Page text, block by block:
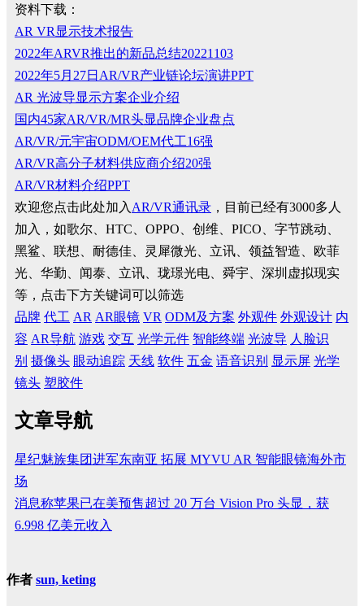
资料下载：
AR VR显示技术报告
2022年ARVR推出的新品总结20221103
2022年5月27日AR/VR产业链论坛演讲PPT
AR 光波导显示方案企业介绍
国内45家AR/VR/MR头显品牌企业盘点
AR/VR/元宇宙ODM/OEM代工16强
AR/VR高分子材料供应商介绍20强
AR/VR材料介绍PPT
欢迎您点击此处加入 AR/VR通讯录 ，目前已经有3000多人
加入，如歌尔、HTC、OPPO、创维、PICO、字节跳动、
黑鲨、联想、耐德佳、灵犀微光、立讯、领益智造、欧菲
光、华勤、闻泰、立讯、珑璟光电、舜宇、深圳虚拟现实
等，点击下方关键词可以筛选
品牌 代工 AR AR眼镜 VR ODM及方案 外观件 外观设计 内
容 AR导航 游戏 交互 光学元件 智能终端 光波导 人脸识
别 摄像头 眼动追踪 天线 软件 五金 语音识别 显示屏 光学
镜头 塑胶件
文章导航
星纪魅族集团进军东南亚 拓展 MYVU AR 智能眼镜海外市
场
消息称苹果已在美预售超过 20 万台 Vision Pro 头显，获
6.998 亿美元收入
作者 sun, keting